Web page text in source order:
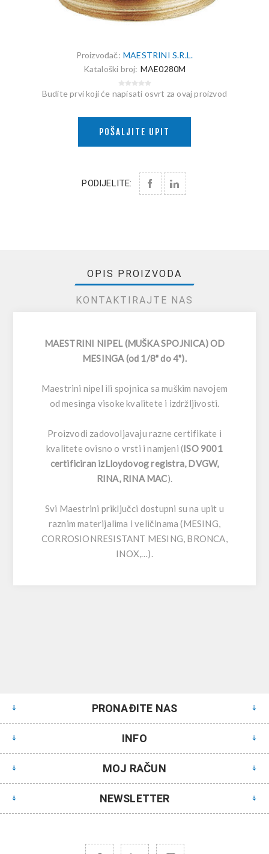
Proizvođač: MAESTRINI S.R.L.
Kataloški broj: MAE0280M
Budite prvi koji će napisati osvrt za ovaj proizvod
POŠALJITE UPIT
PODIJELITE:
OPIS PROIZVODA
KONTAKTIRAJTE NAS
MAESTRINI NIPEL (MUŠKA SPOJNICA) OD
MESINGA (od 1/8" do 4").
Maestrini nipel ili spojnica sa muškim navojem
od mesinga visoke kvalitete i izdržljivosti.
Proizvodi zadovoljavaju razne certifikate i
kvalitete ovisno o vrsti i namjeni (ISO 9001
certificiran izLloydovog registra, DVGW,
RINA, RINA MAC).
Svi Maestrini priključci dostupni su na upit u
raznim materijalima i veličinama (MESING,
CORROSIONRESISTANT MESING, BRONCA,
INOX,…).
PRONAĐITE NAS
INFO
MOJ RAČUN
NEWSLETTER